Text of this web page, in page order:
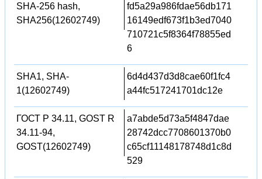
SHA-256 hash,
SHA256(12602749)
fd5a29a986fdae56db171
16149edf673f1b3ed7040
710721c5f8364f78855ed
6
SHA1, SHA-
1(12602749)
6d4d437d3d8cae60f1fc4
a44fc517241701dc12e
ГОСТ Р 34.11, GOST R
34.11-94,
GOST(12602749)
a7abde5d73a5f4847dae
28742dcc7708601370b0
c65cf11148178748d1c8d
529